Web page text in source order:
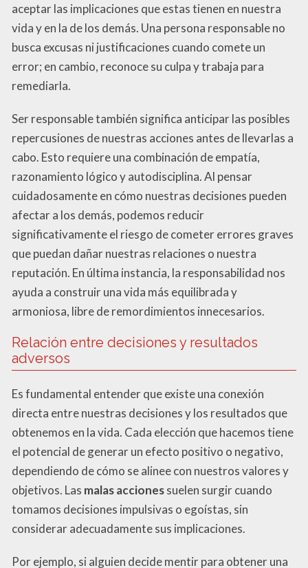
aceptar las implicaciones que estas tienen en nuestra
vida y en la de los demás. Una persona responsable no
busca excusas ni justificaciones cuando comete un
error; en cambio, reconoce su culpa y trabaja para
remediarla.
Ser responsable también significa anticipar las posibles
repercusiones de nuestras acciones antes de llevarlas a
cabo. Esto requiere una combinación de empatía,
razonamiento lógico y autodisciplina. Al pensar
cuidadosamente en cómo nuestras decisiones pueden
afectar a los demás, podemos reducir
significativamente el riesgo de cometer errores graves
que puedan dañar nuestras relaciones o nuestra
reputación. En última instancia, la responsabilidad nos
ayuda a construir una vida más equilibrada y
armoniosa, libre de remordimientos innecesarios.
Relación entre decisiones y resultados
adversos
Es fundamental entender que existe una conexión
directa entre nuestras decisiones y los resultados que
obtenemos en la vida. Cada elección que hacemos tiene
el potencial de generar un efecto positivo o negativo,
dependiendo de cómo se alinee con nuestros valores y
objetivos. Las malas accionessuelen surgir cuando
tomamos decisiones impulsivas o egoístas, sin
considerar adecuadamente sus implicaciones.
Por ejemplo, si alguien decide mentir para obtener una